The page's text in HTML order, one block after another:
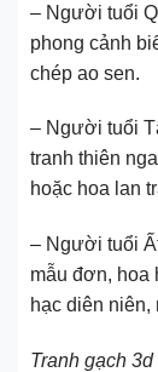
– Người tuổi
phong cảnh
chép ao sen.
– Người tuổi
tranh thiên
hoặc hoa lan
– Người tuổi
mẫu đơn, hoa
hạc diên niên,
Tranh gạch